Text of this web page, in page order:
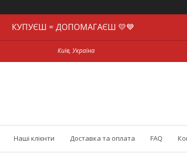
КУПУЄШ = ДОПОМАГАЄШ 💛💙
Київ, Україна
Наші клієнти Доставка та оплата FAQ